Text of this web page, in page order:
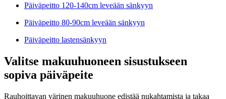
Päiväpeitto 120-140cm leveään sänkyyn
Päiväpeitto 80-90cm leveään sänkyyn
Päiväpeitto lastensänkyyn
Valitse makuuhuoneen sisustukseen
sopiva päiväpeite
Rauhoittavan värinen makuuhuone edistää nukahtamista ja takaa